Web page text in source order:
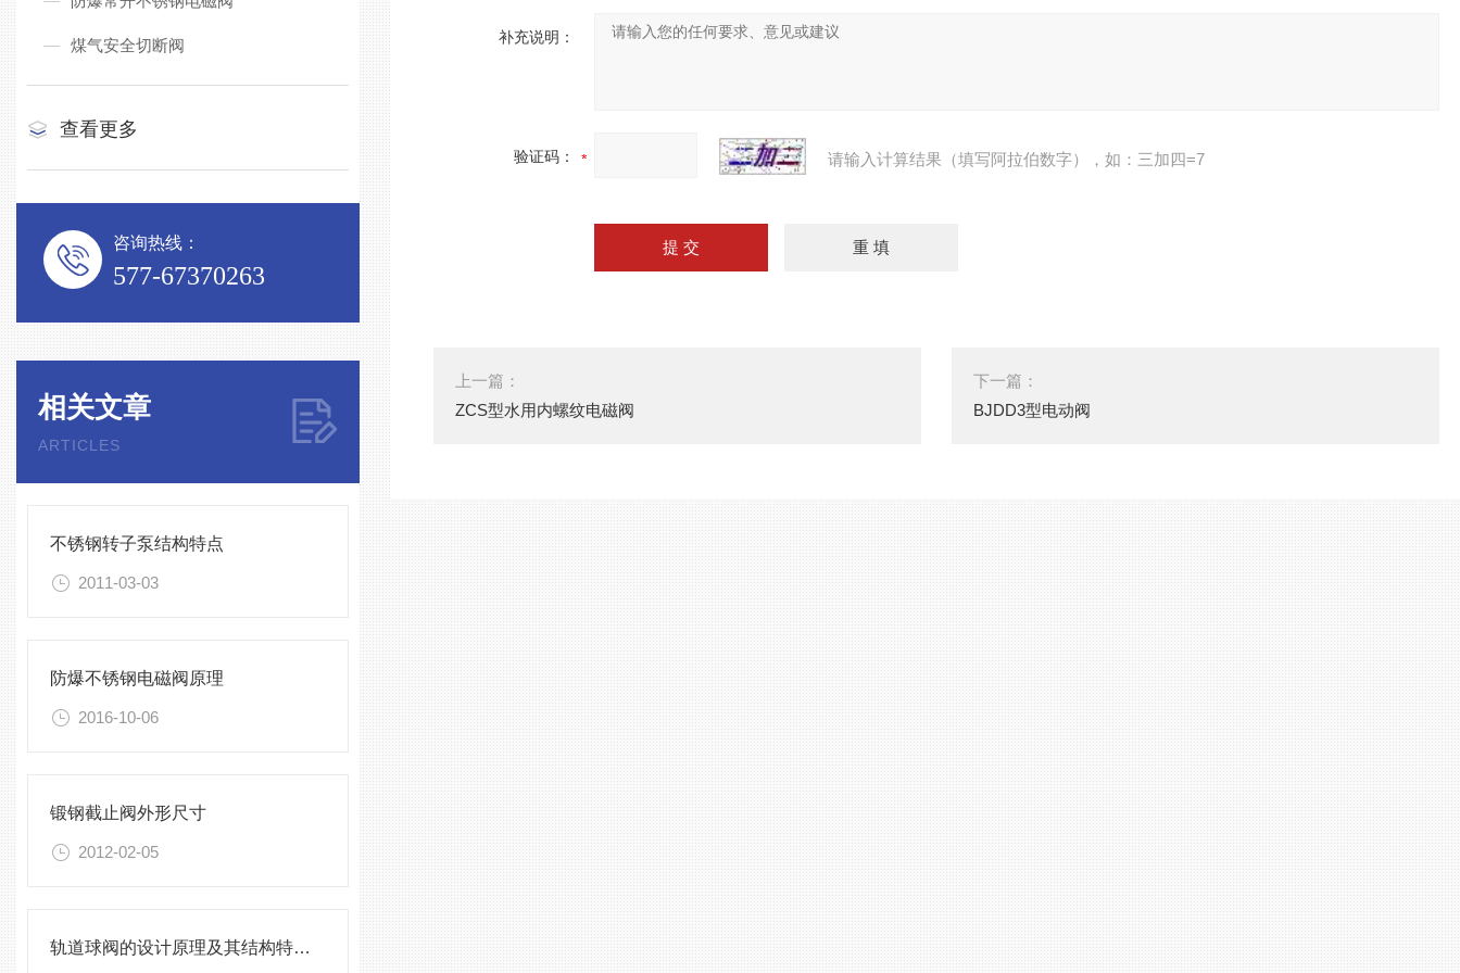
煤气安全切断阀
查看更多
咨询热线：
577-67370263
相关文章
ARTICLES
不锈钢转子泵结构特点
2011-03-03
防爆不锈钢电磁阀原理
2016-10-06
锻钢截止阀外形尺寸
2012-02-05
轨道球阀的设计原理及其结构特点简介
补充说明：
验证码： 请输入计算结果（填写阿拉伯数字），如：三加四=7
上一篇：
ZCS型水用内螺纹电磁阀
下一篇：
BJDD3型电动阀